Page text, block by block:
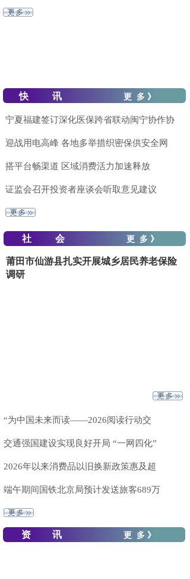
快 讯 更 多 》
宁夏福建签订深化医保跨省联动闽宁协作协
迎战用电高峰 各地多举措织密保供安全网
搭平台畅渠道 区域消费活力加速释放
证监会召开投资者座谈会听取意见建议
社 会 更 多 》
莆田市仙游县扎实开展城乡居民养老保险
调研
“为中国未来而读——2026阅读行动交
交通强国建设实现良好开局 “一网四化”
2026年以来消费品以旧换新政策惠及超
端午期间国铁北京局预计发送旅客689万
资 讯 更 多 》